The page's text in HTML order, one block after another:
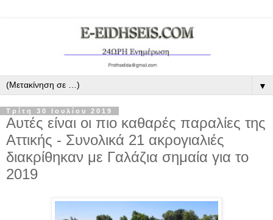
▼
Τρίτη 30 Ιουλίου 2019
Αυτές είναι οι πιο καθαρές παραλίες της
Αττικής - Συνολικά 21 ακρογιαλιές
διακρίθηκαν με Γαλάζια σημαία για το
2019